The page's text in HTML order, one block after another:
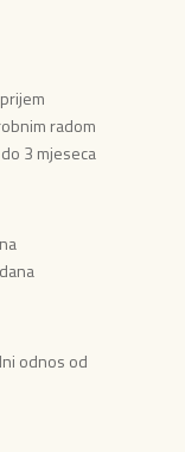
radom
3 mjeseca
odnos od